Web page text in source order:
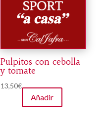
Pulpitos con cebolla
y tomate
13,50€
Añadir